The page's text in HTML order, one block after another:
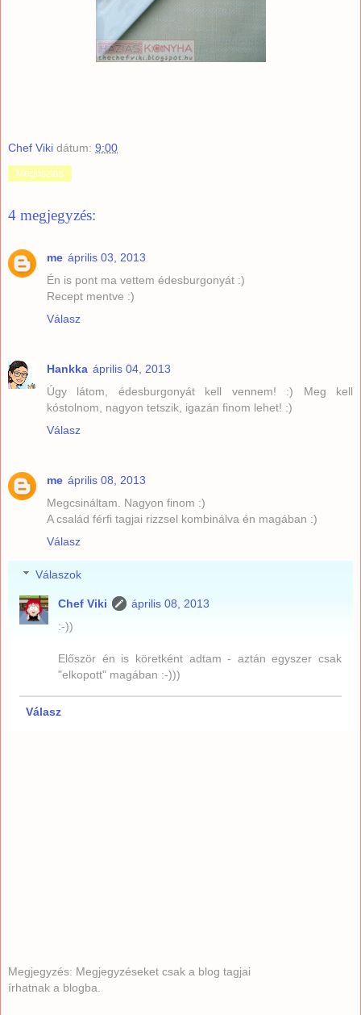
Chef Viki dátum: 9:00
Megosztás
4 megjegyzés:
me április 03, 2013
Én is pont ma vettem édesburgonyát :)
Recept mentve :)
Válasz
Hankka április 04, 2013
Úgy látom, édesburgonyát kell vennem! :) Meg kell
kóstolnom, nagyon tetszik, igazán finom lehet! :)
Válasz
me április 08, 2013
Megcsináltam. Nagyon finom :)
A család férfi tagjai rizzsel kombinálva én magában :)
Válasz
Válaszok
Chef Viki
április 08, 2013
:-))
Először én is köretként adtam - aztán egyszer csak
"elkopott" magában :-)))
Válasz
Megjegyzés: Megjegyzéseket csak a blog tagjai
írhatnak a blogba.